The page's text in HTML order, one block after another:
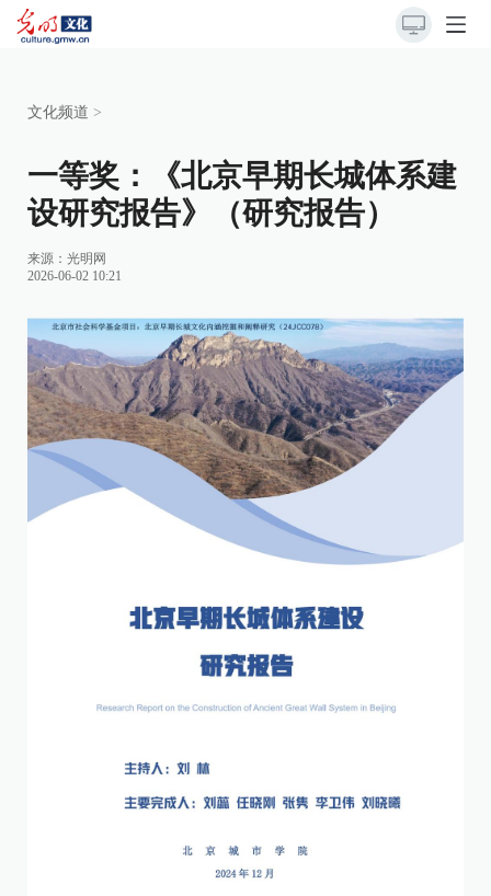
文化频道 >
一等奖：《北京早期长城体系建
设研究报告》（研究报告）
来源： 光明网
2026-06-02 10:21